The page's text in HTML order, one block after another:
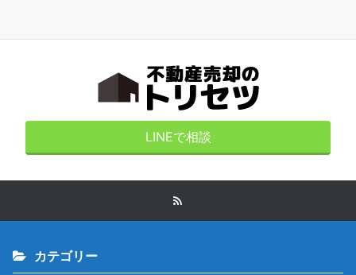
LINEで相談
カテゴリー